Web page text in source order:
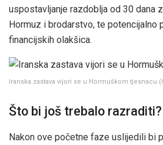
uspostavljanje razdoblja od 30 dana
Hormuz i brodarstvo, te potencijalno
financijskih olakšica.
Iranska zastava vijori se u Hormuškom tjesnacu (
Što bi još trebalo razraditi?
Nakon ove početne faze uslijedili bi